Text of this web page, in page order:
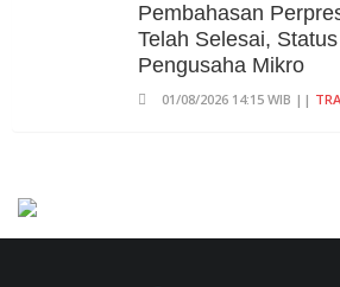
Pembahasan
Telah Selesai,
Pengusaha Mikro
01/08/2026 14:15 WIB ||